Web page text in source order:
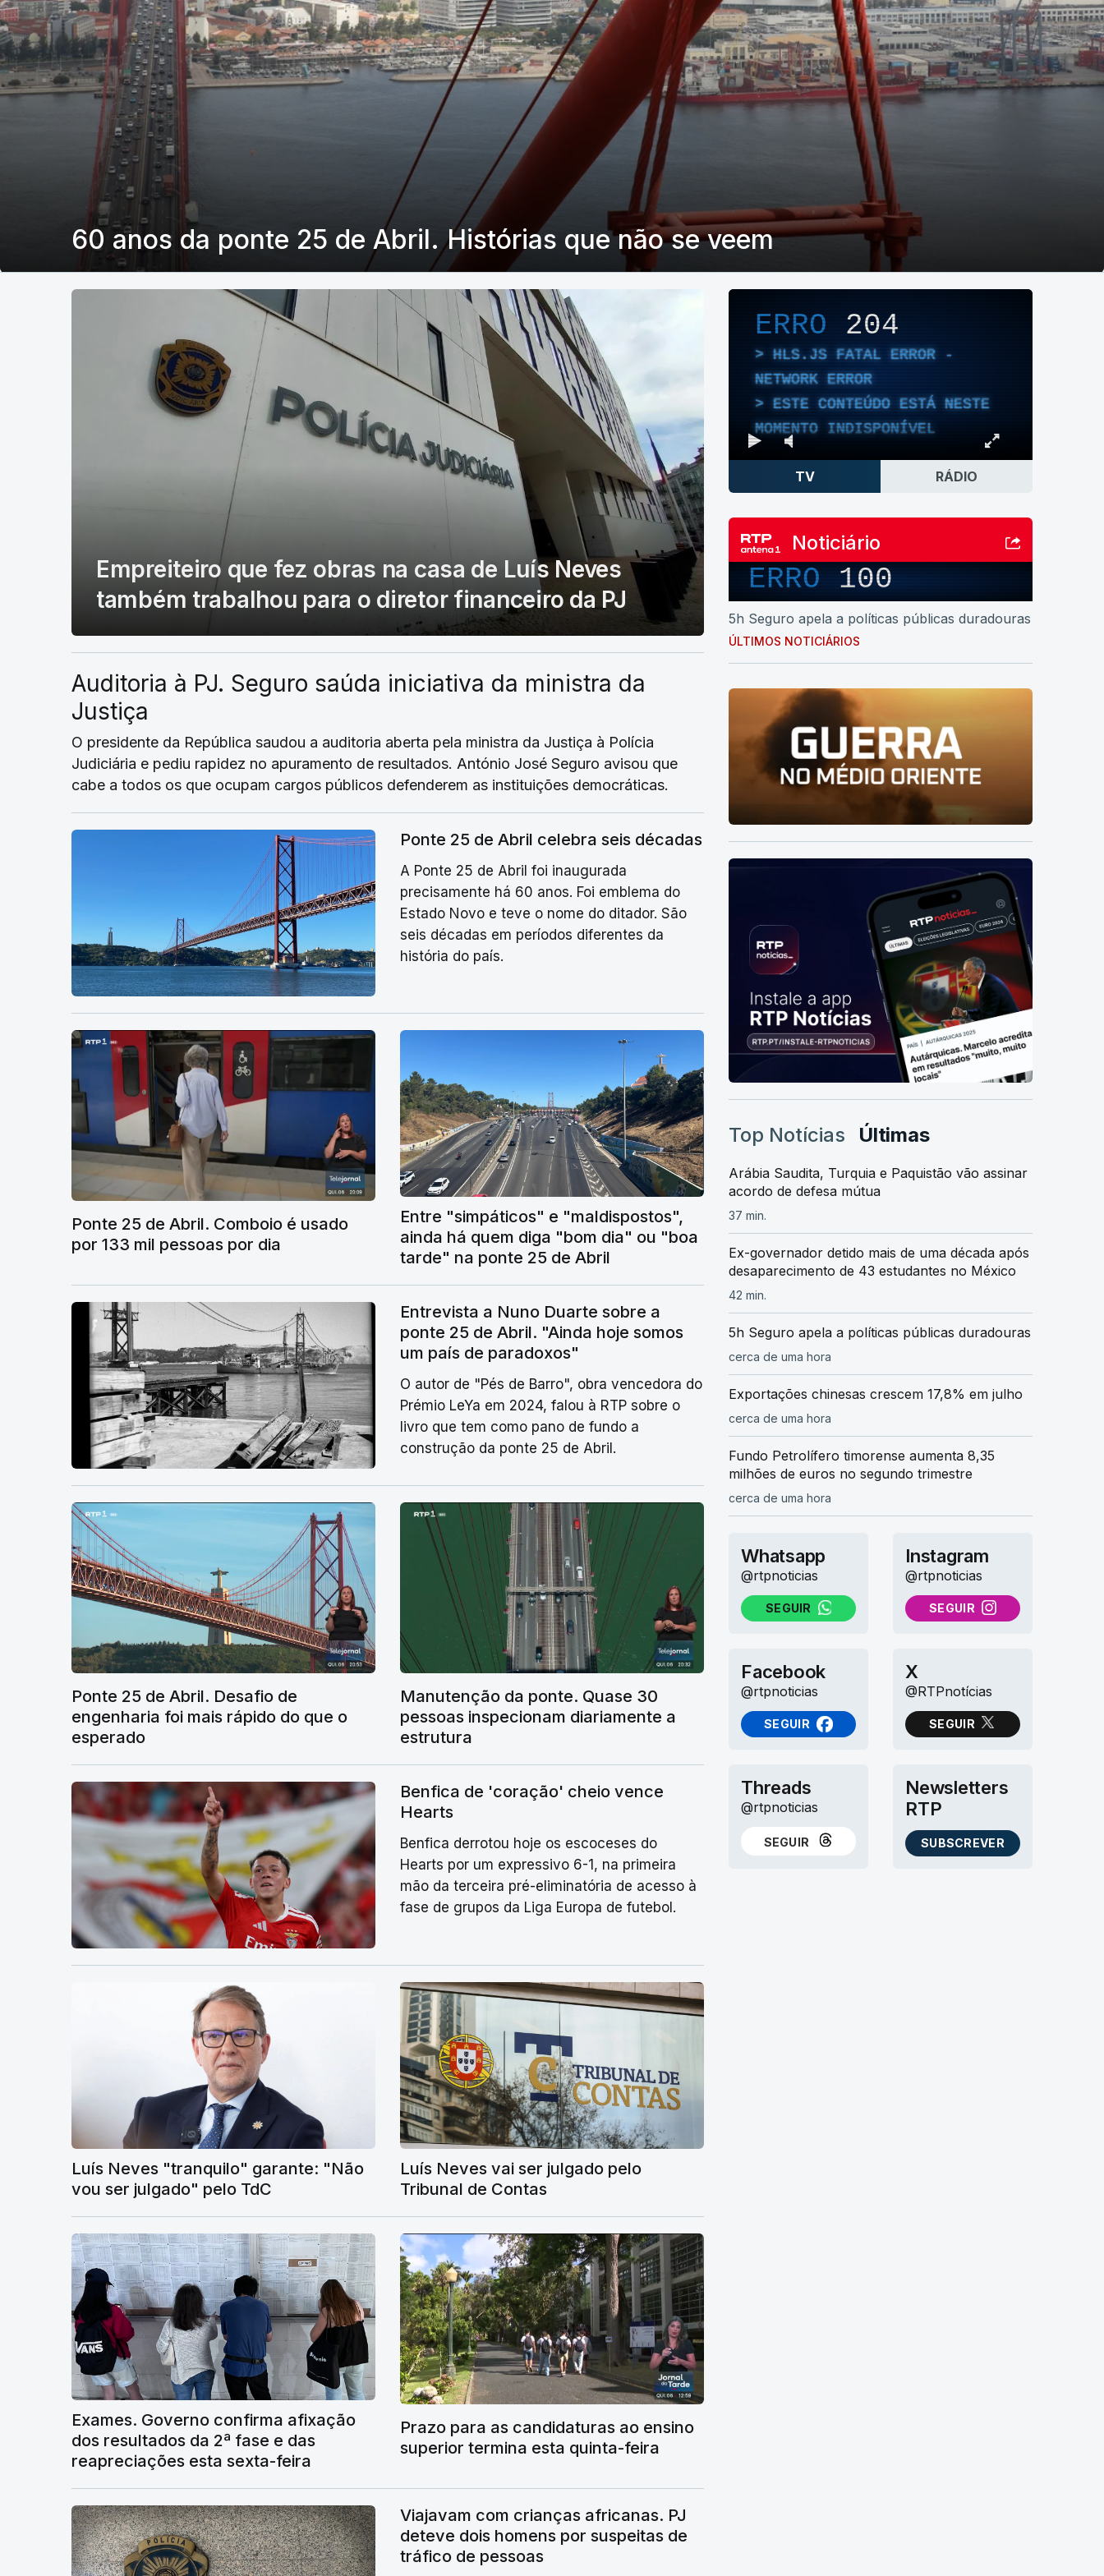
60 anos da ponte 25 de Abril. Histórias que não se veem
Empreiteiro que fez obras na casa de Luís Neves
também trabalhou para o diretor financeiro da PJ
Auditoria à PJ. Seguro saúda iniciativa da ministra da
Justiça
O presidente da República saudou a auditoria aberta pela ministra da Justiça à Polícia
Judiciária e pediu rapidez no apuramento de resultados. António José Seguro avisou que
cabe a todos os que ocupam cargos públicos defenderem as instituições democráticas.
Ponte 25 de Abril celebra seis décadas
A Ponte 25 de Abril foi inaugurada
precisamente há 60 anos. Foi emblema do
Estado Novo e teve o nome do ditador. São
seis décadas em períodos diferentes da
história do país.
Ponte 25 de Abril. Comboio é usado
por 133 mil pessoas por dia
Entre "simpáticos" e "maldispostos",
ainda há quem diga "bom dia" ou "boa
tarde" na ponte 25 de Abril
Entrevista a Nuno Duarte sobre a
ponte 25 de Abril. "Ainda hoje somos
um país de paradoxos"
O autor de "Pés de Barro", obra vencedora do
Prémio LeYa em 2024, falou à RTP sobre o
livro que tem como pano de fundo a
construção da ponte 25 de Abril.
Ponte 25 de Abril. Desafio de
engenharia foi mais rápido do que o
esperado
Manutenção da ponte. Quase 30
pessoas inspecionam diariamente a
estrutura
Benfica de 'coração' cheio vence
Hearts
Benfica derrotou hoje os escoceses do
Hearts por um expressivo 6-1, na primeira
mão da terceira pré-eliminatória de acesso à
fase de grupos da Liga Europa de futebol.
Luís Neves "tranquilo" garante: "Não
vou ser julgado" pelo TdC
Luís Neves vai ser julgado pelo
Tribunal de Contas
Exames. Governo confirma afixação
dos resultados da 2ª fase e das
reapreciações esta sexta-feira
Prazo para as candidaturas ao ensino
superior termina esta quinta-feira
Viajavam com crianças africanas. PJ
deteve dois homens por suspeitas de
tráfico de pessoas
Player de Áudio/Vídeo
ERRO 204
HLS.JS FATAL ERROR -
NETWORK ERROR
ESTE CONTEÚDO ESTÁ NESTE
MOMENTO INDISPONÍVEL
TV RÁDIO
Noticiário
ERRO100
5h Seguro apela a políticas públicas duradouras
ÚLTIMOS NOTICIÁRIOS
Top Notícias Últimas
Arábia Saudita, Turquia e Paquistão vão assinar
acordo de defesa mútua
37 min.
Ex-governador detido mais de uma década após
desaparecimento de 43 estudantes no México
42 min.
5h Seguro apela a políticas públicas duradouras
cerca de uma hora
Exportações chinesas crescem 17,8% em julho
cerca de uma hora
Fundo Petrolífero timorense aumenta 8,35
milhões de euros no segundo trimestre
cerca de uma hora
Whatsapp
@rtpnoticias
SEGUIR
NO WHATSAPP
Instagram
@rtpnoticias
SEGUIR
NO INSTAGRAM
Facebook
@rtpnoticias
SEGUIR
NO FACEBOOK
X
@RTPnotícias
SEGUIR
NO X (TWITTER)
Threads
@rtpnoticias
SEGUIR
NO THREADS
Newsletters
RTP
SUBSCREVER
AS NEWSLETTERS RTP